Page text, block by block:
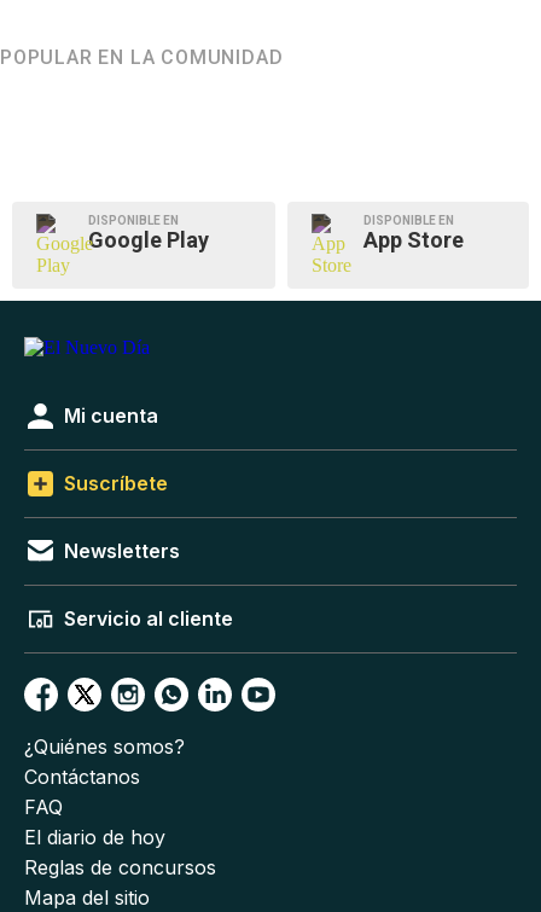
POPULAR EN LA COMUNIDAD
DISPONIBLE EN
Google Play
DISPONIBLE EN
App Store
Mi cuenta
Suscríbete
Newsletters
Servicio al cliente
¿Quiénes somos?
Contáctanos
FAQ
El diario de hoy
Reglas de concursos
Mapa del sitio